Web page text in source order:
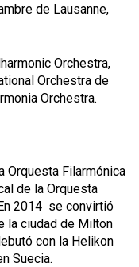
de Lausanne,
Orchestra,
Orchestra de
Orchestra.
Orquesta Filarmónica
de la Orquesta
2014 se convirtió
la ciudad de Milton
con la Helikon
Suecia.